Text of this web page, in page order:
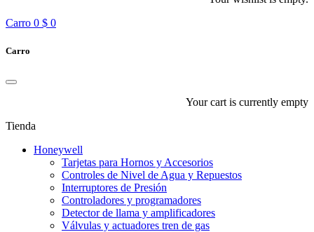
Carro 0 $ 0
Carro
Your cart is currently empty
Tienda
Honeywell
Tarjetas para Hornos y Accesorios
Controles de Nivel de Agua y Repuestos
Interruptores de Presión
Controladores y programadores
Detector de llama y amplificadores
Válvulas y actuadores tren de gas